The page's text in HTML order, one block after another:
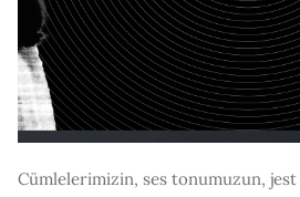
Cümlelerimizin, ses tonumuzun,